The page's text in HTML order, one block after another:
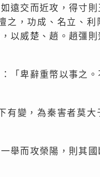
遠交而近攻，得寸
之，功成、名立、利
以威楚、趙。趙彊則
「卑辭重幣以事之
有變，為秦害者莫大
舉而攻榮陽，則其